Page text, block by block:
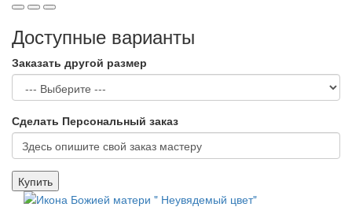
Доступные варианты
Заказать другой размер
Сделать Персональный заказ
Купить